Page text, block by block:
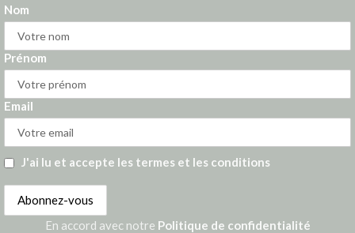
Nom
Prénom
Email
J'ai lu et accepte les termes et les conditions
En accord avec notre Politique de confidentialité